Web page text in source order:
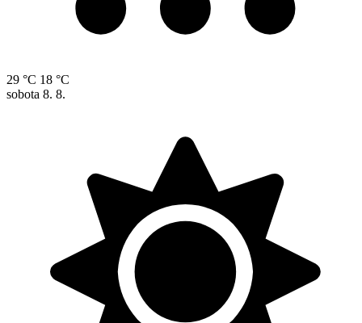
29 °C 18 °C
sobota 8. 8.